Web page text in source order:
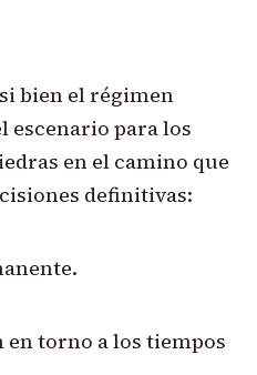
bien el régimen
escenario para los
en el camino que
definitivas:
en torno a los tiempos